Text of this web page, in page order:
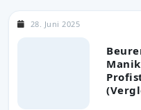
28. Juni 2025